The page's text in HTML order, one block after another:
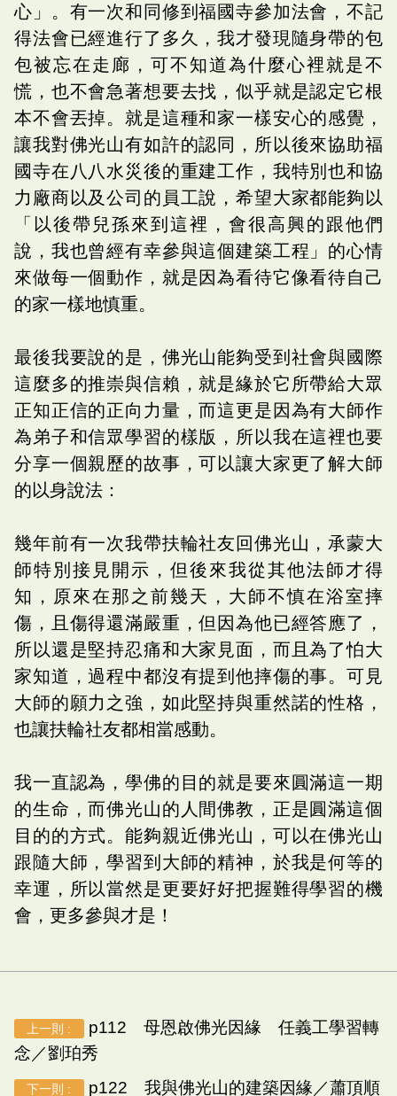
心」。有一次和同修到福國寺參加法會，不記
得法會已經進行了多久，我才發現隨身帶的包
包被忘在走廊，可不知道為什麼心裡就是不
慌，也不會急著想要去找，似乎就是認定它根
本不會丟掉。就是這種和家一樣安心的感覺，
讓我對佛光山有如許的認同，所以後來協助福
國寺在八八水災後的重建工作，我特別也和協
力廠商以及公司的員工說，希望大家都能夠以
「以後帶兒孫來到這裡，會很高興的跟他們
說，我也曾經有幸參與這個建築工程」的心情
來做每一個動作，就是因為看待它像看待自己
的家一樣地慎重。
最後我要說的是，佛光山能夠受到社會與國際
這麼多的推崇與信賴，就是緣於它所帶給大眾
正知正信的正向力量，而這更是因為有大師作
為弟子和信眾學習的樣版，所以我在這裡也要
分享一個親歷的故事，可以讓大家更了解大師
的以身說法：
幾年前有一次我帶扶輪社友回佛光山，承蒙大
師特別接見開示，但後來我從其他法師才得
知，原來在那之前幾天，大師不慎在浴室摔
傷，且傷得還滿嚴重，但因為他已經答應了，
所以還是堅持忍痛和大家見面，而且為了怕大
家知道，過程中都沒有提到他摔傷的事。可見
大師的願力之強，如此堅持與重然諾的性格，
也讓扶輪社友都相當感動。
我一直認為，學佛的目的就是要來圓滿這一期
的生命，而佛光山的人間佛教，正是圓滿這個
目的的方式。能夠親近佛光山，可以在佛光山
跟隨大師，學習到大師的精神，於我是何等的
幸運，所以當然是更要好好把握難得學習的機
會，更多參與才是！
上一則 :
p112 母恩啟佛光因緣 任義工學習轉
念／劉珀秀
下一則 : p122 我與佛光山的建築因緣／蕭頂順